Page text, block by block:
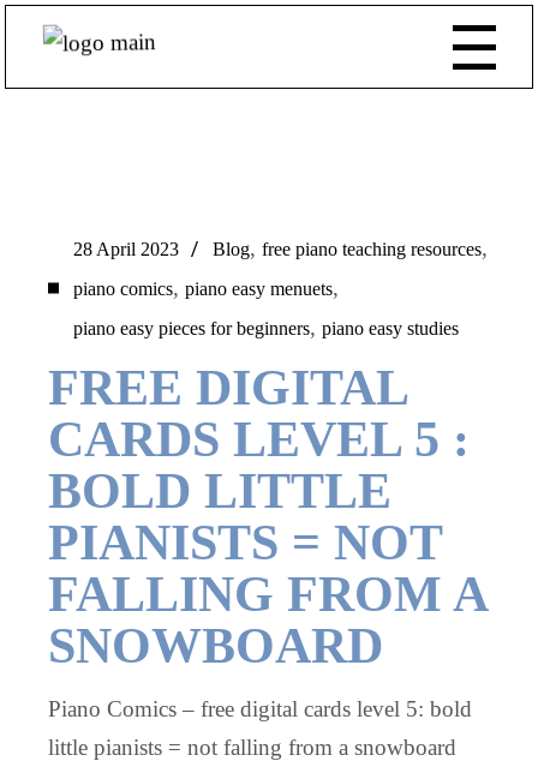
28 April 2023 Blog,free piano teaching resources,
piano comics,piano easy menuets,
piano easy pieces for beginners,piano easy studies
FREE DIGITAL
CARDS LEVEL 5 :
BOLD LITTLE
PIANISTS = NOT
FALLING FROM A
SNOWBOARD
Piano Comics – free digital cards level 5: bold
little pianists = not falling from a snowboard